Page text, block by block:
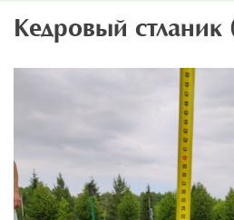
Кедровый